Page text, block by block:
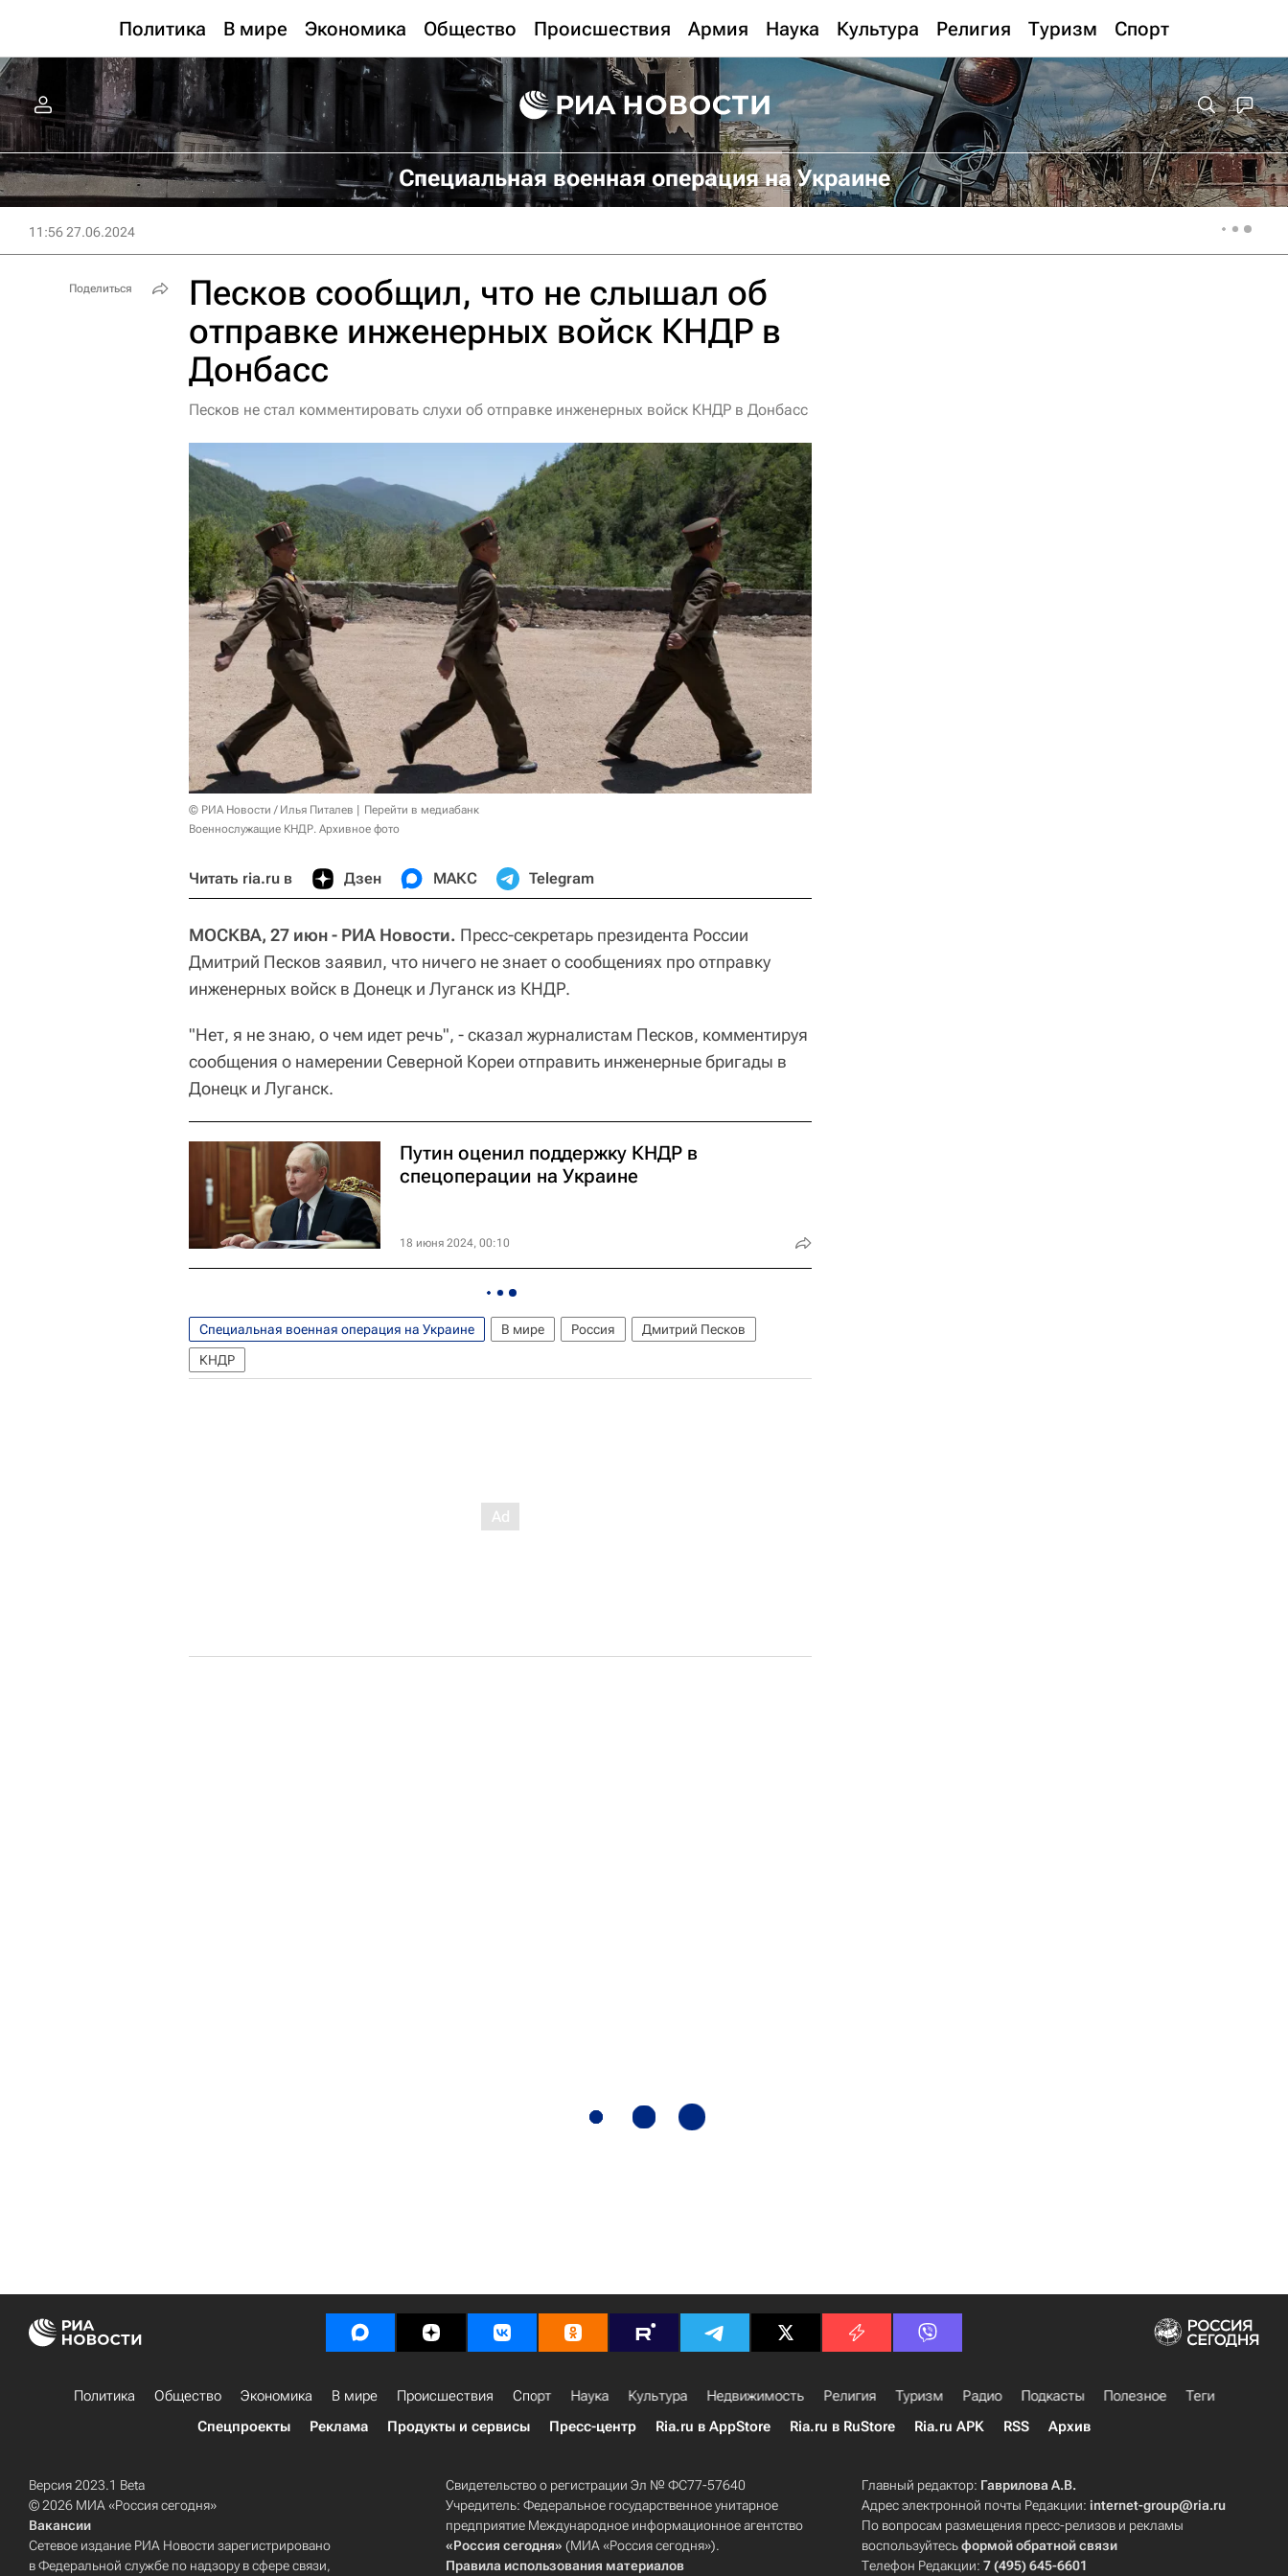
Политика В мире Экономика Общество Происшествия Армия Наука Культура Религия Туризм Спорт
Специальная военная операция на Украине
11:56 27.06.2024
Песков сообщил, что не слышал об
отправке инженерных войск КНДР в
Донбасс
Песков не стал комментировать слухи об отправке инженерных войск КНДР в Донбасс
© РИА Новости / Илья Питалев
Перейти в медиабанк
Военнослужащие КНДР. Архивное фото
Читать ria.ru в Дзен МАКС Telegram
МОСКВА, 27 июн - РИА Новости. Пресс-секретарь президента России
Дмитрий Песков заявил, что ничего не знает о сообщениях про отправку
инженерных войск в Донецк и Луганск из КНДР.
"Нет, я не знаю, о чем идет речь", - сказал журналистам Песков, комментируя
сообщения о намерении Северной Кореи отправить инженерные бригады в
Донецк и Луганск.
Путин оценил поддержку КНДР в
спецоперации на Украине
18 июня 2024, 00:10
Специальная военная операция на Украине В мире Россия
Дмитрий Песков
КНДР
Поделиться
Политика Общество Экономика В мире Происшествия Спорт Наука Культура Недвижимость Религия Туризм Радио Подкасты Полезное
Теги
Спецпроекты
Реклама Продукты и сервисы Пресс-центр Ria.ru в AppStore Ria.ru в RuStore Ria.ru APK RSS Архив
Версия 2023.1 Beta
© 2026 МИА «Россия сегодня»
Вакансии
Сетевое издание РИА Новости зарегистрировано
в Федеральной службе по надзору в сфере связи,
Свидетельство о регистрации Эл № ФС77-57640
Учредитель: Федеральное государственное унитарное
предприятие Международное информационное агентство
«Россия сегодня» (МИА «Россия сегодня»).
Правила использования материалов
Главный редактор: Гаврилова А.В.
Адрес электронной почты Редакции:internet-group@ria.ru
По вопросам размещения пресс-релизов и рекламы
воспользуйтесьформой обратной связи
Телефон Редакции:7 (495) 645-6601